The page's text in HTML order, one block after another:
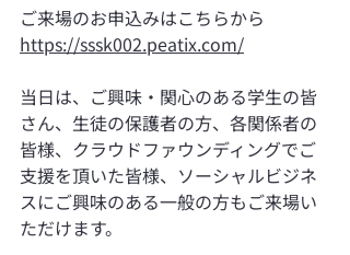
ご来場のお申込みはこちらから
https://sssk002.peatix.com/
当日は、ご興味・関心のある学生の皆
さん、生徒の保護者の方、各関係者の
皆様、クラウドファウンディングでご
支援を頂いた皆様、ソーシャルビジネ
スにご興味のある一般の方もご来場い
ただけます。